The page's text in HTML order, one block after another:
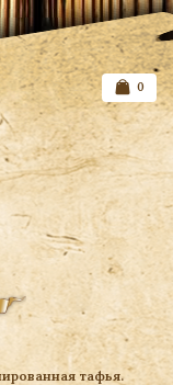
желаемого
0
тафья.